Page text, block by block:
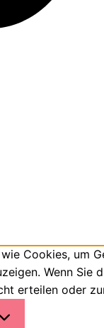
Cookies, um
Wenn
erteilen oder